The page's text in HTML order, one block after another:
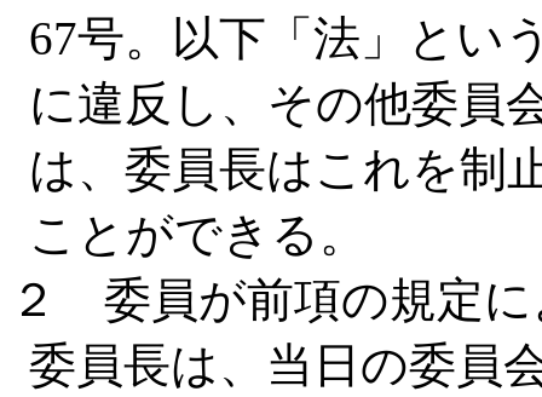
67号。以下「法」とい
に違反し、その他委員
は、委員長はこれを制
ことができる。
２ 委員が前項の規定
委員長は、当日の委員